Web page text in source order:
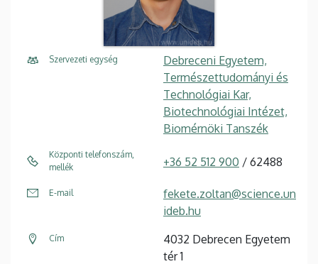
Szervezeti egység
Debreceni Egyetem,
Természettudományi és
Technológiai Kar,
Biotechnológiai Intézet,
Biomérnöki Tanszék
Központi telefonszám,
mellék
+36 52 512 900 / 62488
E-mail
fekete.zoltan@science.un
ideb.hu
Cím
4032 Debrecen Egyetem
tér 1